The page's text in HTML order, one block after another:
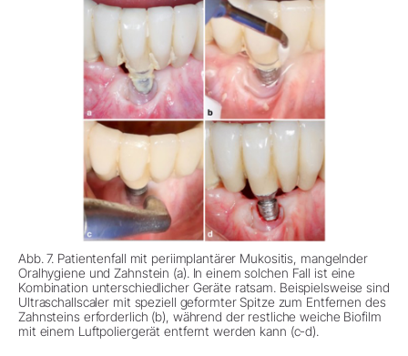
Abb. 7. Patientenfall mit periimplantärer Mukositis, mangelnder
Oralhygiene und Zahnstein (a). In einem solchen Fall ist eine
Kombination unterschiedlicher Geräte ratsam. Beispielsweise sind
Ultraschallscaler mit speziell geformter Spitze zum Entfernen des
Zahnsteins erforderlich (b), während der restliche weiche Biofilm
mit einem Luftpoliergerät entfernt werden kann (c-d).